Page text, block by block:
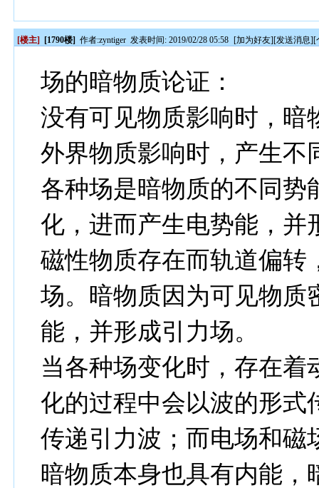
[楼主] [1790楼] 作者:zyntiger 发表时间: 2019/02/28 05:58 [加为好友][发送消息][
场的暗物质论证：
没有可见物质影响时，暗
外界物质影响时，产生不
各种场是暗物质的不同势
化，进而产生电势能，并
磁性物质存在而轨道偏转
场。暗物质因为可见物质
能，并形成引力场。
当各种场变化时，存在
化的过程中会以波的形式
传递引力波；而电场和磁
暗物质本身也具有内能，